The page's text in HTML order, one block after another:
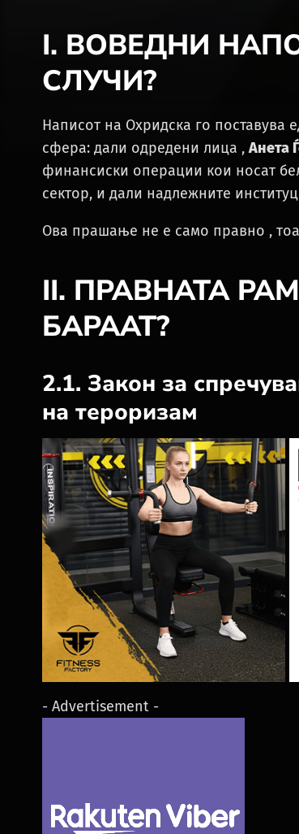
I. ВОВЕДНИ
СЛУЧИ?
Написот на Охридска го поставува
сфера: дали одредени лица ,Анета
финансиски операции кои носат
сектор, и дали надлежните
Ова прашање не е само правно ,
II. ПРАВНАТА
БАРААТ?
2.1. Закон за
на тероризам
- Advertisement -